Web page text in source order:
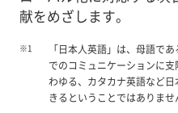
献をめざします。
※1
「日本人英語」は、母語で
でのコミュニケーションに
わゆる、カタカナ英語など
きるということではありませ